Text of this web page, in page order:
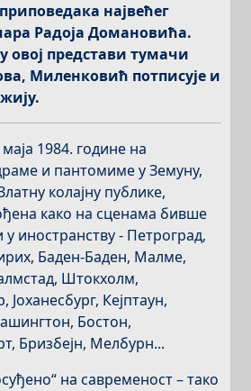
највећег
Радоја Домановића.
овој представи тумачи
Миленковић потписује и
1984. године на
и пантомиме у Земуну,
колајну публике,
како на сценама бивше
у иностранству - Петроград,
Баден-Баден, Малме,
Штокхолм,
Кејптаун,
Бостон,
Бризбејн, Мелбурн...
на савременост – тако